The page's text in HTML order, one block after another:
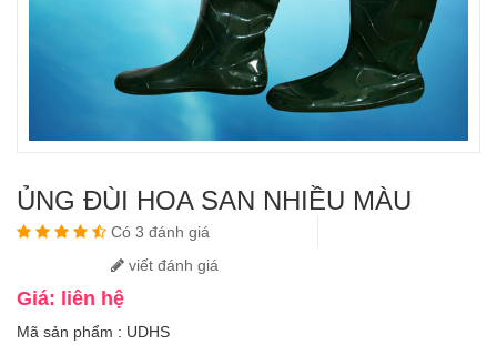
ỦNG ĐÙI HOA SAN NHIỀU MÀU
Có 3 đánh giá
viết đánh giá
Giá: liên hệ
Mã sản phẩm : UDHS